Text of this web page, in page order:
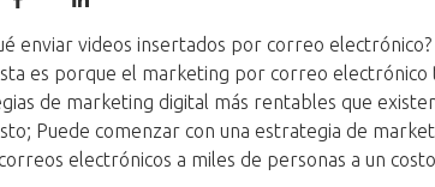
enviar videos insertados por correo
es porque el marketing por correo electrónico
de marketing digital más rentables que
Puede comenzar con una estrategia de
electrónicos a miles de personas a un